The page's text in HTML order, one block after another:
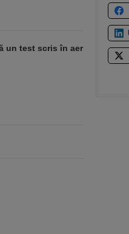
un test scris în aer